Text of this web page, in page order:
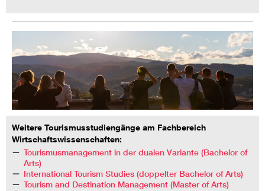
Weitere Tourismusstudiengänge am Fachbereich
Wirtschaftswissenschaften:
Tourismusmanagement in der dualen Variante (Bachelor of
Arts)
International Tourism Studies (doppelter Bachelor of Arts)
Tourism and Destination Management (Master of Arts)